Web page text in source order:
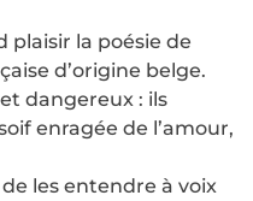
plaisir la poésie de
d’origine belge.
dangereux : ils
enragée de l’amour,
les entendre à voix